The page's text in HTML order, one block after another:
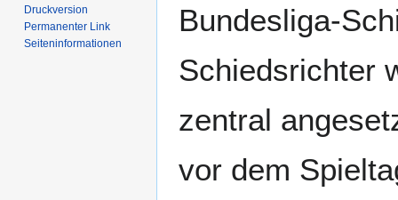
Bundesliga-
Schiedsrichter
zentral
vor dem
Druckversion
Permanenter Link
Seiten­­informationen